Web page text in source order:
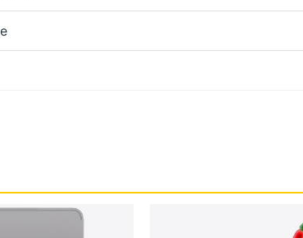
Wi-Fi 512GB 規格搭載 Apple M2 晶片，具
網路引擎，相較前代 CPU 提升 15%，圖形
、統一記憶體架構等特有技術；內建 8GB
Wi-Fi 512GB 後置雙鏡頭主相機，分別為